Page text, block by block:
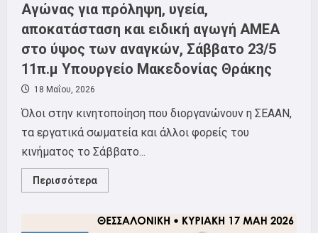
Αγώνας για πρόληψη, υγεία,
αποκατάσταση και ειδική αγωγή ΑΜΕΑ
στο ύψος των αναγκών, Σάββατο 23/5
11π.μ Υπουργείο Μακεδονίας Θράκης
18 Μαΐου, 2026
Όλοι στην κινητοποίηση που διοργανώνουν η ΣΕΑΑΝ,
τα εργατικά σωματεία και άλλοι φορείς του
κινήματος το Σάββατο...
Περισσότερα
more
για